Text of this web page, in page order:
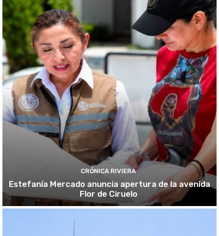
CRÓNICA RIVIERA
Estefanía Mercado anuncia apertura de la avenida
Flor de Ciruelo